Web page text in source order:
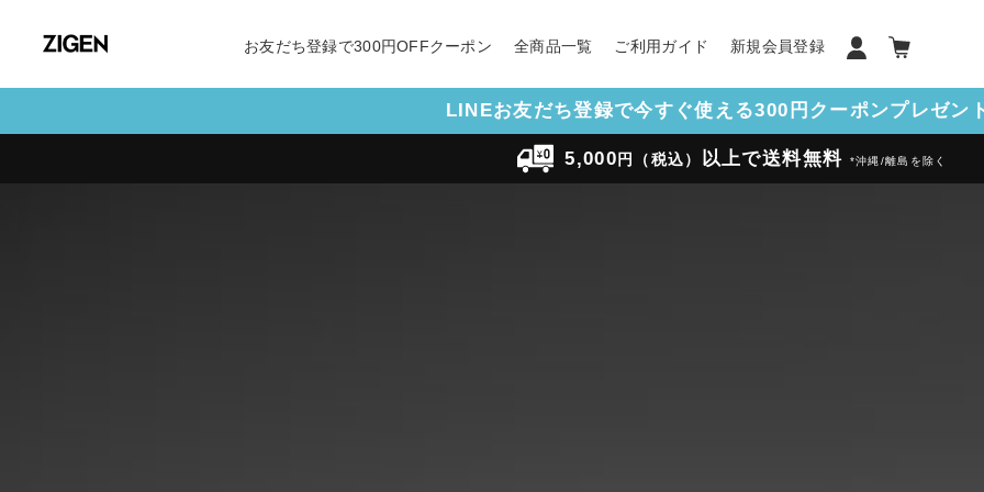
お友だち登録で300円OFFクーポン 全商品一覧 ご利用ガイド 新規会員登録
LINEお友だち登録で今すぐ使える300円クーポンプレゼン
5,000円（税込） 以上で送料無料 *沖縄/離島を除く